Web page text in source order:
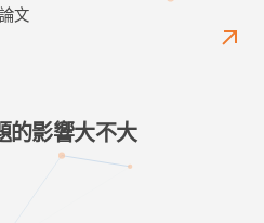
文
的影響大不大